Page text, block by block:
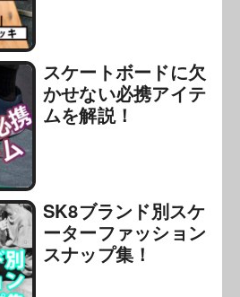
スケートボードに欠
かせない必携アイテ
ムを解説！
SK8ブランド別スケ
ーターファッション
スナップ集！